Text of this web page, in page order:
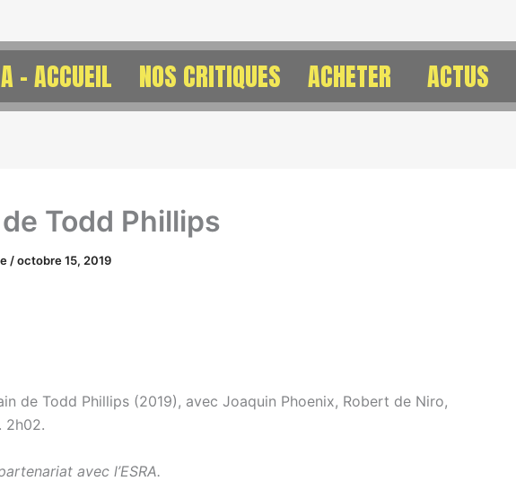
– ACCUEIL NOS CRITIQUES ACHETER ACTUS
Todd Phillips
/octobre 15, 2019
de Todd Phillips (2019), avec Joaquin Phoenix, Robert de Niro,
2h02.
avec l’ESRA.